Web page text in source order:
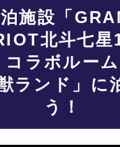
施設「
北斗七星
コラボルーム
獣ランド」に
う！